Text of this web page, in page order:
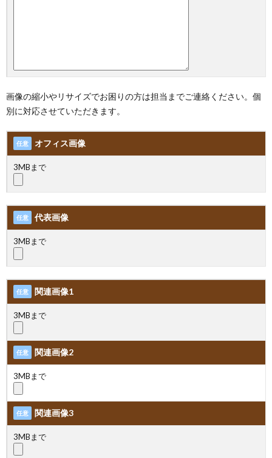
画像の縮小やリサイズでお困りの方は担当までご連絡ください。個
別に対応させていただきます。
任意 オフィス画像
3MBまで
任意 代表画像
3MBまで
任意 関連画像1
3MBまで
任意 関連画像2
3MBまで
任意 関連画像3
3MBまで